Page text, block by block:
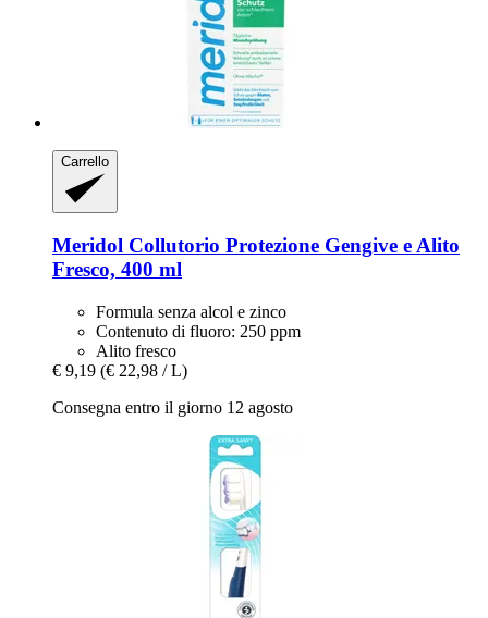
Carrello
Meridol Collutorio Protezione Gengive e Alito
Fresco, 400 ml
Formula senza alcol e zinco
Contenuto di fluoro: 250 ppm
Alito fresco
€ 9,19 (€ 22,98 / L)
Consegna entro il giorno 12 agosto